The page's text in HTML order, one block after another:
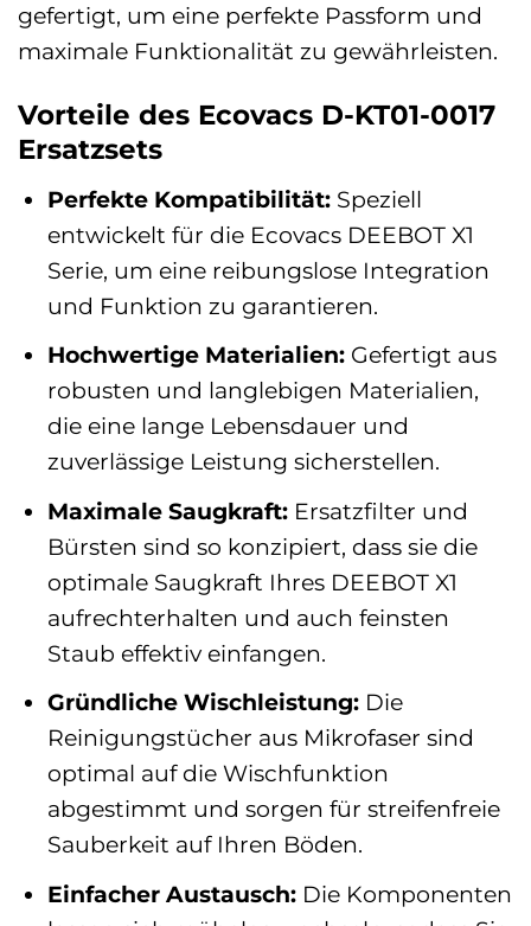
gefertigt, um eine perfekte Passform und
maximale Funktionalität zu gewährleisten.
Vorteile des Ecovacs D-KT01-0017
Ersatzsets
Perfekte Kompatibilität:Speziell
entwickelt für die Ecovacs DEEBOT X1
Serie, um eine reibungslose Integration
und Funktion zu garantieren.
Hochwertige Materialien:Gefertigt aus
robusten und langlebigen Materialien,
die eine lange Lebensdauer und
zuverlässige Leistung sicherstellen.
Maximale Saugkraft:Ersatzfilter und
Bürsten sind so konzipiert, dass sie die
optimale Saugkraft Ihres DEEBOT X1
aufrechterhalten und auch feinsten
Staub effektiv einfangen.
Gründliche Wischleistung:Die
Reinigungstücher aus Mikrofaser sind
optimal auf die Wischfunktion
abgestimmt und sorgen für streifenfreie
Sauberkeit auf Ihren Böden.
Einfacher Austausch:Die Komponenten